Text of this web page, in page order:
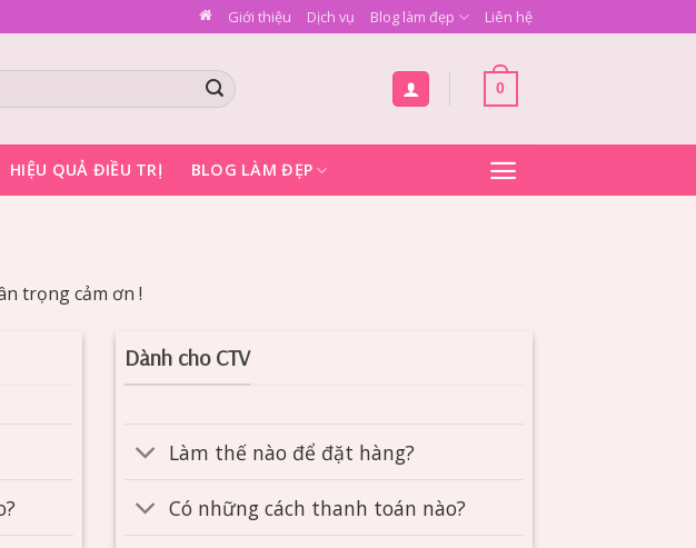
Giới thiệu Dịch vụ Blog làm đẹp Liên hệ
0
HIỆU QUẢ ĐIỀU TRỊ BLOG LÀM ĐẸP
trọng cảm ơn !
Dành cho CTV
Làm thế nào để đặt hàng?
Có những cách thanh toán nào?